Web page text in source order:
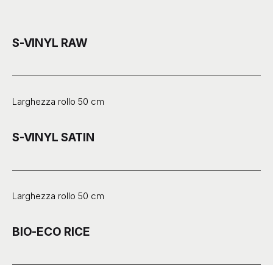
S-VINYL RAW
Larghezza rollo 50 cm
S-VINYL SATIN
Larghezza rollo 50 cm
BIO-ECO RICE